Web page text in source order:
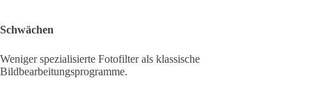
Schwächen
Weniger spezialisierte Fotofilter als klassische
Bildbearbeitungsprogramme.